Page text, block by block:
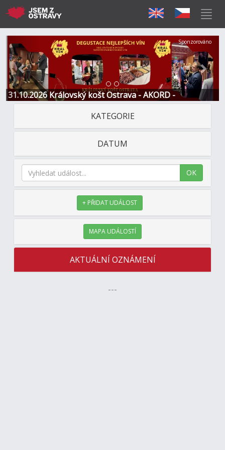
31.10.2026 Královský košt Ostrava - AKORD -
Restaurace a Hotel
Předchozí Další
Sponzorováno
KATEGORIE
DATUM
OK
+ PŘIDAT UDÁLOST
MAPA UDÁLOSTÍ
AKTUÁLNÍ OZNÁMENÍ
---